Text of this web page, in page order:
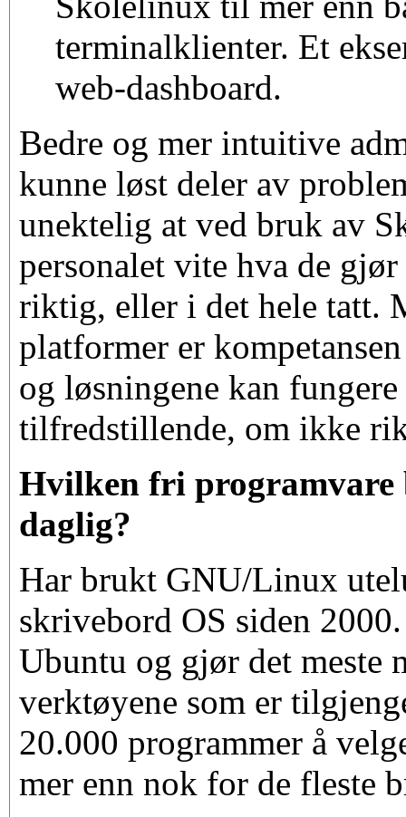
terminalklienter. Et
web-dashboard.
Bedre og mer intuitive
kunne løst deler av
unektelig at ved bruk av
personalet vite hva de
riktig, eller i det hele tatt.
platformer er
og løsningene kan fungere
tilfredstillende, om ikke
Hvilken fri
daglig?
Har brukt GNU/Linux
skrivebord OS siden
Ubuntu og gjør det meste
verktøyene som er
20.000 programmer å
mer enn nok for de fleste